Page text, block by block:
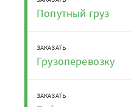
Попутный груз
ЗАКАЗАТЬ
Грузоперевозку
ЗАКАЗАТЬ